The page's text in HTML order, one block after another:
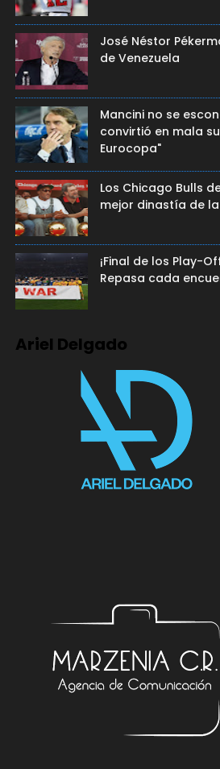
José Néstor
de Venezuela
Mancini no se
convirtió en mala
Eurocopa"
Los Chicago Bulls
mejor dinastía de
¡Final de los Play-
Repasa cada
Ariel Delgado